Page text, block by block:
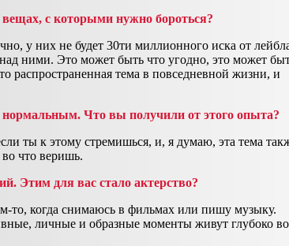
с которыми нужно бороться?
у них не будет 30ти миллионного иска от
ними. Это может быть что угодно, это может
распространенная тема в повседневной жизни, и
нормальным. Что вы получили от этого опыта?
ты к этому стремишься, и, я думаю, эта тема
во что веришь.
Этим для вас стало актерство?
то, когда снимаюсь в фильмах или пишу музыку.
личные и образные моменты живут глубоко во